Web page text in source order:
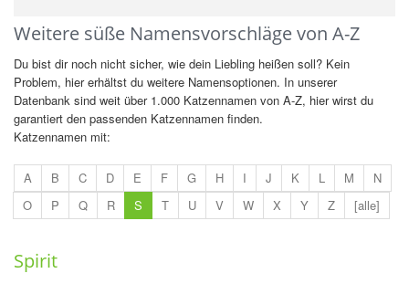
Weitere süße Namensvorschläge von A-Z
Du bist dir noch nicht sicher, wie dein Liebling heißen soll? Kein
Problem, hier erhältst du weitere Namensoptionen. In unserer
Datenbank sind weit über 1.000 Katzennamen von A-Z, hier wirst du
garantiert den passenden Katzennamen finden.
Katzennamen mit:
A B C D E F G H I J K L M
N
O
P Q R S T U V W X Y Z [alle]
Spirit